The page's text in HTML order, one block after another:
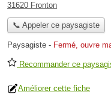
31620 Fronton
📞 Appeler ce paysagiste
Paysagiste - Fermé, ouvre
Recommander ce
Améliorer cette fiche